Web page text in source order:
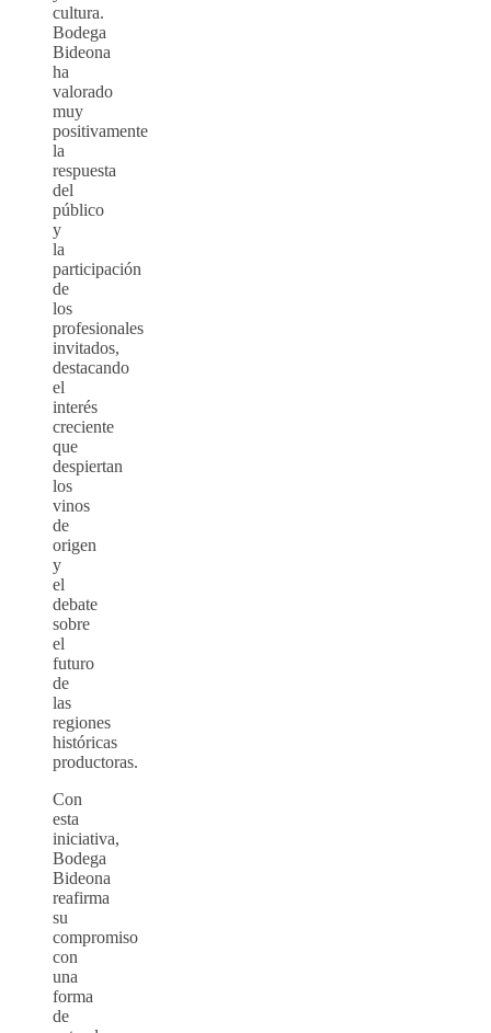
cultura.
Bodega
Bideona
ha
valorado
muy
positivamente
la
respuesta
del
público
y
la
participación
de
los
profesionales
invitados,
destacando
el
interés
creciente
que
despiertan
los
vinos
de
origen
y
el
debate
sobre
el
futuro
de
las
regiones
históricas
productoras.
Con
esta
iniciativa,
Bodega
Bideona
reafirma
su
compromiso
con
una
forma
de